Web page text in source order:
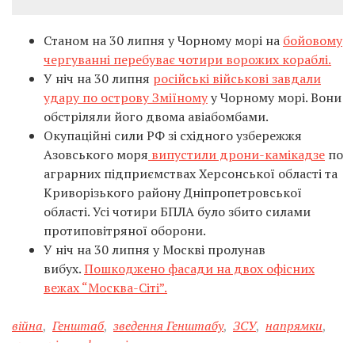
Станом на 30 липня у Чорному морі на бойовому
чергуванні перебуває чотири ворожих кораблі.
У ніч на 30 липня російські військові завдали
удару по острову Зміїномуу Чорному морі. Вони
обстріляли його двома авіабомбами.
Окупаційні сили РФ зі східного узбережжя
Азовського моря випустили дрони-камікадзе по
аграрних підприємствах Херсонської області та
Криворізького району Дніпропетровської
області. Усі чотири БПЛА було збито силами
протиповітряної оборони.
У ніч на 30 липня у Москві пролунав
вибух.Пошкоджено фасади на двох офісних
вежах “Москва-Сіті”.
війна, Генштаб, зведення Генштабу, ЗСУ, напрямки,